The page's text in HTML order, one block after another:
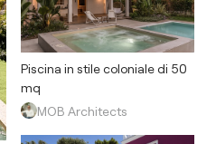
Piscina in stile coloniale di 50
mq
MOB Architects